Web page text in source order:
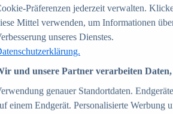
zu mehr als 39.000 Online-Shops
Präferenzen jederzeit verwalten.
Mittel verwenden, um Informationen
unseres Dienstes.
und unsere Partner verarbeiten
genauer Standortdaten.
einem Endgerät. Personalisierte Werbung